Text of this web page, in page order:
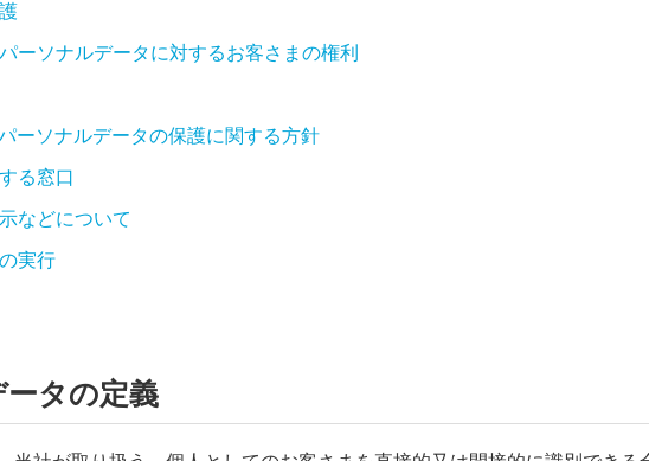
ーソナルデータに対するお客さまの権利
ーソナルデータの保護に関する方針
る窓口
などについて
実行
タの定義